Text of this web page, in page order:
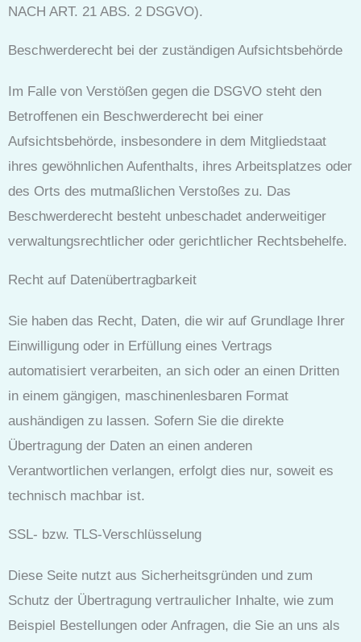
NACH ART. 21 ABS. 2 DSGVO).
Beschwerde­recht bei der zuständigen Aufsichts­behörde
Im Falle von Verstößen gegen die DSGVO steht den
Betroffenen ein Beschwerderecht bei einer
Aufsichtsbehörde, insbesondere in dem Mitgliedstaat
ihres gewöhnlichen Aufenthalts, ihres Arbeitsplatzes oder
des Orts des mutmaßlichen Verstoßes zu. Das
Beschwerderecht besteht unbeschadet anderweitiger
verwaltungsrechtlicher oder gerichtlicher Rechtsbehelfe.
Recht auf Daten­übertrag­barkeit
Sie haben das Recht, Daten, die wir auf Grundlage Ihrer
Einwilligung oder in Erfüllung eines Vertrags
automatisiert verarbeiten, an sich oder an einen Dritten
in einem gängigen, maschinenlesbaren Format
aushändigen zu lassen. Sofern Sie die direkte
Übertragung der Daten an einen anderen
Verantwortlichen verlangen, erfolgt dies nur, soweit es
technisch machbar ist.
SSL- bzw. TLS-Verschlüsselung
Diese Seite nutzt aus Sicherheitsgründen und zum
Schutz der Übertragung vertraulicher Inhalte, wie zum
Beispiel Bestellungen oder Anfragen, die Sie an uns als